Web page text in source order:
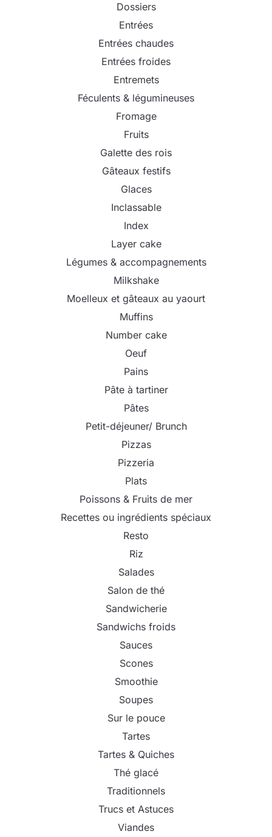
Dossiers
Entrées
Entrées chaudes
Entrées froides
Entremets
Féculents & légumineuses
Fromage
Fruits
Galette des rois
Gâteaux festifs
Glaces
Inclassable
Index
Layer cake
Légumes & accompagnements
Milkshake
Moelleux et gâteaux au yaourt
Muffins
Number cake
Oeuf
Pains
Pâte à tartiner
Pâtes
Petit-déjeuner/ Brunch
Pizzas
Pizzeria
Plats
Poissons & Fruits de mer
Recettes ou ingrédients spéciaux
Resto
Riz
Salades
Salon de thé
Sandwicherie
Sandwichs froids
Sauces
Scones
Smoothie
Soupes
Sur le pouce
Tartes
Tartes & Quiches
Thé glacé
Traditionnels
Trucs et Astuces
Viandes